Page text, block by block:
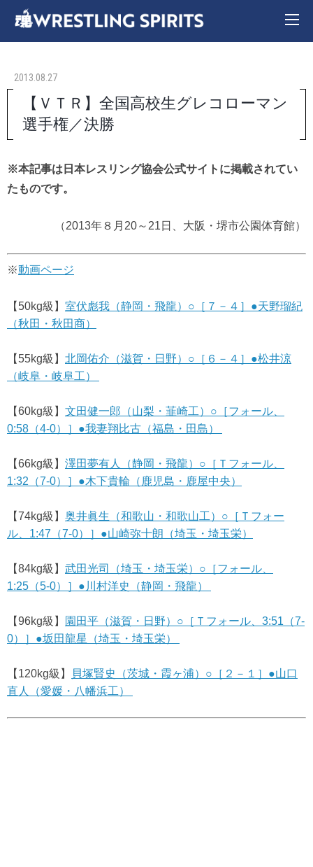
2013.08.27
【ＶＴＲ】全国高校生グレコローマン
選手権／決勝
※本記事は日本レスリング協会公式サイトに掲載されてい
たものです。
（2013年８月20～21日、大阪・堺市公園体育館）
※動画ページ
【50kg級】 室伏彪我（静岡・飛龍）○［７－４］●天野瑠紀
（秋田・秋田商）
【55kg級】 北岡佑介（滋賀・日野）○［６－４］●松井涼
（岐阜・岐阜工）
【60kg級】 文田健一郎（山梨・韮崎工）○［フォール、
0:58（4-0）］●我妻翔比古（福島・田島）
【66kg級】 澤田夢有人（静岡・飛龍）○［Ｔフォール、
1:32（7-0）］●木下貴輪（鹿児島・鹿屋中央）
【74kg級】 奥井眞生（和歌山・和歌山工）○［Ｔフォー
ル、1:47（7-0）］●山崎弥十朗（埼玉・埼玉栄）
【84kg級】 武田光司（埼玉・埼玉栄）○［フォール、
1:25（5-0）］●川村洋史（静岡・飛龍）
【96kg級】
園田平（滋賀・日野）○［Ｔフォール、3:51（7-
0）］●坂田龍星（埼玉・埼玉栄）
【120kg級】
貝塚賢史（茨城・霞ヶ浦）○［２－１］●山口
直人（愛媛・八幡浜工）